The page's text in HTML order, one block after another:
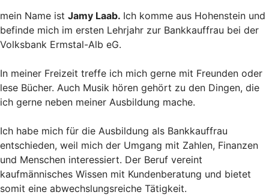
mein Name ist Jamy Laab. Ich komme aus Hohenstein und
befinde mich im ersten Lehrjahr zur Bankkauffrau bei der
Volksbank Ermstal-Alb eG.
In meiner Freizeit treffe ich mich gerne mit Freunden oder
lese Bücher. Auch Musik hören gehört zu den Dingen, die
ich gerne neben meiner Ausbildung mache.
Ich habe mich für die Ausbildung als Bankkauffrau
entschieden, weil mich der Umgang mit Zahlen, Finanzen
und Menschen interessiert. Der Beruf vereint
kaufmännisches Wissen mit Kundenberatung und bietet
somit eine abwechslungsreiche Tätigkeit.